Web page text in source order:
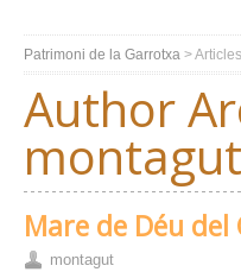
Patrimoni de la Garrotxa >
Author
montagut
Mare de Déu del
montagut